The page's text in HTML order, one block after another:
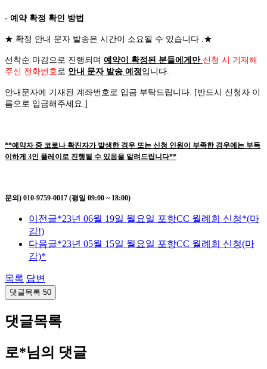
- 예약 확정 확인 방법
★ 확정 안내 문자 발송은 시간이 소요될 수 있습니다 .★
선착순 마감으로 진행되며 예약이 확정된 분들에게만 신청 시 기재해
주신 전화번호로 안내 문자 발송 예정입니다.
안내문자에 기재된 계좌번호로 입금 부탁드립니다. [반드시 신청자 이
름으로 입금해주세요.]
**예약자 중 코로나 확진자가 발생한 경우 또는 신청 인원이 부족한 경우에는 부득
이하게 3인 플레이로 진행될 수 있음을 알려드립니다**
문의) 010-9759-0017 (평일 09:00 ~ 18:00)
이전글*23년 06월 19일 월요일 포항CC 월례회 신청*(마
감!)
다음글*23년 05월 15일 월요일 포항CC 월례회 신청(마
감)*
목록 답변
댓글목록 50
댓글목록
로*님의 댓글